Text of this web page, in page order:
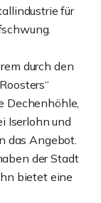
für
durch den
Dechenhöhle,
Iserlohn und
das Angebot.
der Stadt
bietet eine